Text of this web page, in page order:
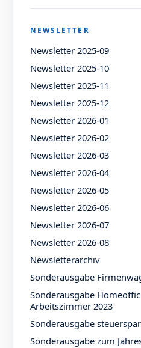
NEWSLETTER
Newsletter 2025-09
Newsletter 2025-10
Newsletter 2025-11
Newsletter 2025-12
Newsletter 2026-01
Newsletter 2026-02
Newsletter 2026-03
Newsletter 2026-04
Newsletter 2026-05
Newsletter 2026-06
Newsletter 2026-07
Newsletter 2026-08
Newsletterarchiv
Sonderausgabe
Sonderausgabe
Arbeitszimmer 2023
Sonderausgabe
Sonderausgabe zum